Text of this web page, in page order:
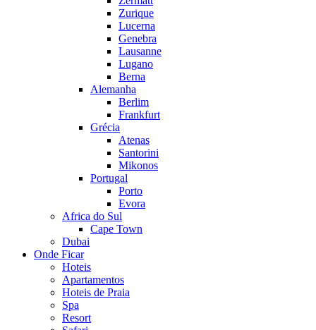
Zurique
Lucerna
Genebra
Lausanne
Lugano
Berna
Alemanha
Berlim
Frankfurt
Grécia
Atenas
Santorini
Mikonos
Portugal
Porto
Evora
Africa do Sul
Cape Town
Dubai
Onde Ficar
Hoteis
Apartamentos
Hoteis de Praia
Spa
Resort